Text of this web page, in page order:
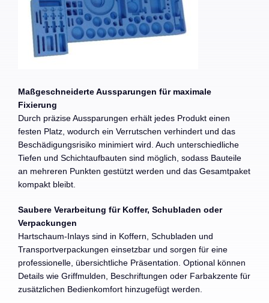
Maßgeschneiderte Aussparungen für maximale
Fixierung
Durch präzise Aussparungen erhält jedes Produkt einen
festen Platz, wodurch ein Verrutschen verhindert und das
Beschädigungsrisiko minimiert wird. Auch unterschiedliche
Tiefen und Schichtaufbauten sind möglich, sodass Bauteile
an mehreren Punkten gestützt werden und das Gesamtpaket
kompakt bleibt.
Saubere Verarbeitung für Koffer, Schubladen oder
Verpackungen
Hartschaum-Inlays sind in Koffern, Schubladen und
Transportverpackungen einsetzbar und sorgen für eine
professionelle, übersichtliche Präsentation. Optional können
Details wie Griffmulden, Beschriftungen oder Farbakzente für
zusätzlichen Bedienkomfort hinzugefügt werden.